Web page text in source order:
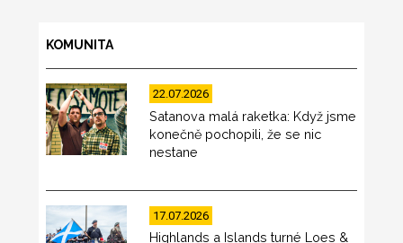
KOMUNITA
22.07.2026
Satanova malá raketka: Když jsme
konečně pochopili, že se nic
nestane
17.07.2026
Highlands a Islands turné Loes &